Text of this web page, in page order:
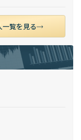
覧を見る